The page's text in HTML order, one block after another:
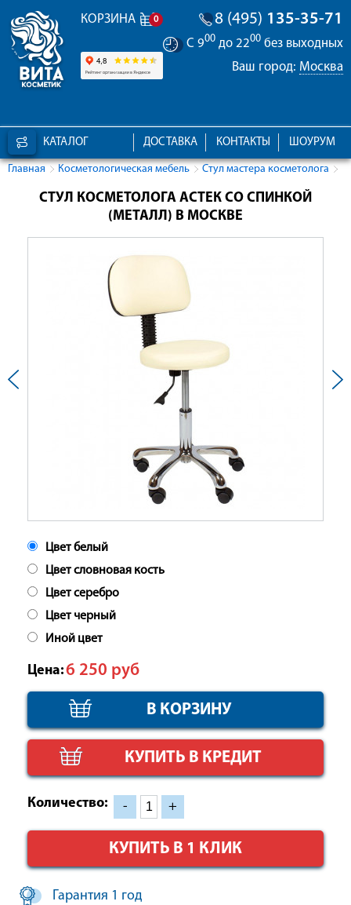
КОРЗИНА 0 8 (495) 135-35-71
С 900 до 2200 без выходных
Ваш город: Москва
КАТАЛОГ ШОУРУМ
КОНТАКТЫ
ДОСТАВКА
Главная Косметологическая мебель Стул мастера косметолога
СТУЛ КОСМЕТОЛОГА АСТЕК СО СПИНКОЙ
(МЕТАЛЛ) В МОСКВЕ
Цвет белый
Цвет словновая кость
Цвет серебро
Цвет черный
Иной цвет
Цена:6 250 руб
КУПИТЬ В КРЕДИТ
Количество: - +
КУПИТЬ В 1 КЛИК
Гарантия 1 год